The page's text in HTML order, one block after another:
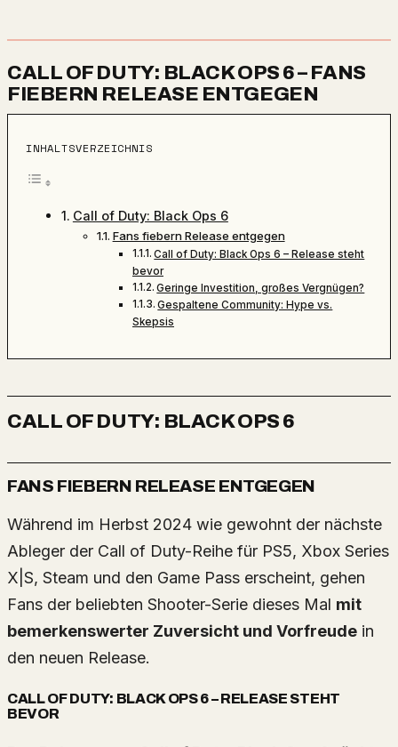
CALL OF DUTY: BLACK OPS 6 – FANS
FIEBERN RELEASE ENTGEGEN
INHALTSVERZEICHNIS
Call of Duty: Black Ops 6
Fans fiebern Release entgegen
Call of Duty: Black Ops 6 – Release steht
bevor
Geringe Investition, großes Vergnügen?
Gespaltene Community: Hype vs.
Skepsis
CALL OF DUTY: BLACK OPS 6
FANS FIEBERN RELEASE ENTGEGEN
Während im Herbst 2024 wie gewohnt der nächste
Ableger der Call of Duty-Reihe für PS5, Xbox Series
X|S, Steam und den Game Pass erscheint, gehen
Fans der beliebten Shooter-Serie dieses Mal mit
bemerkenswerter Zuversicht und Vorfreude in
den neuen Release.
CALL OF DUTY: BLACK OPS 6 – RELEASE STEHT
BEVOR